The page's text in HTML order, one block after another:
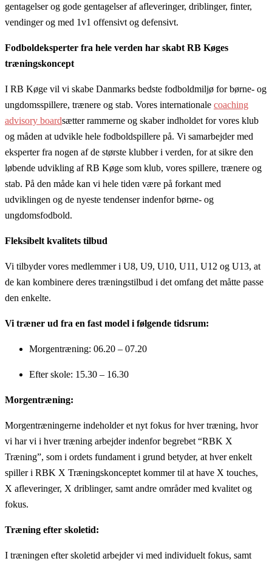
gentagelser og gode gentagelser af afleveringer, driblinger, finter,
vendinger og med 1v1 offensivt og defensivt.
Fodboldeksperter fra hele verden har skabt RB Køges
træningskoncept
I RB Køge vil vi skabe Danmarks bedste fodboldmiljø for børne- og
ungdomsspillere, trænere og stab. Vores internationale coaching
advisory boardsætter rammerne og skaber indholdet for vores klub
og måden at udvikle hele fodboldspillere på. Vi samarbejder med
eksperter fra nogen af de største klubber i verden, for at sikre den
løbende udvikling af RB Køge som klub, vores spillere, trænere og
stab. På den måde kan vi hele tiden være på forkant med
udviklingen og de nyeste tendenser indenfor børne- og
ungdomsfodbold.
Fleksibelt kvalitets tilbud
Vi tilbyder vores medlemmer i U8, U9, U10, U11, U12 og U13, at
de kan kombinere deres træningstilbud i det omfang det måtte passe
den enkelte.
Vi træner ud fra en fast model i følgende tidsrum:
Morgentræning: 06.20 – 07.20
Efter skole: 15.30 – 16.30
Morgentræning:
Morgentræningerne indeholder et nyt fokus for hver træning, hvor
vi har vi i hver træning arbejder indenfor begrebet “RBK X
Træning”, som i ordets fundament i grund betyder, at hver enkelt
spiller i RBK X Træningskonceptet kommer til at have X touches,
X afleveringer, X driblinger, samt andre områder med kvalitet og
fokus.
Træning efter skoletid:
I træningen efter skoletid arbejder vi med individuelt fokus, samt